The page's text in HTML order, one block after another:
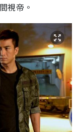
視帝。